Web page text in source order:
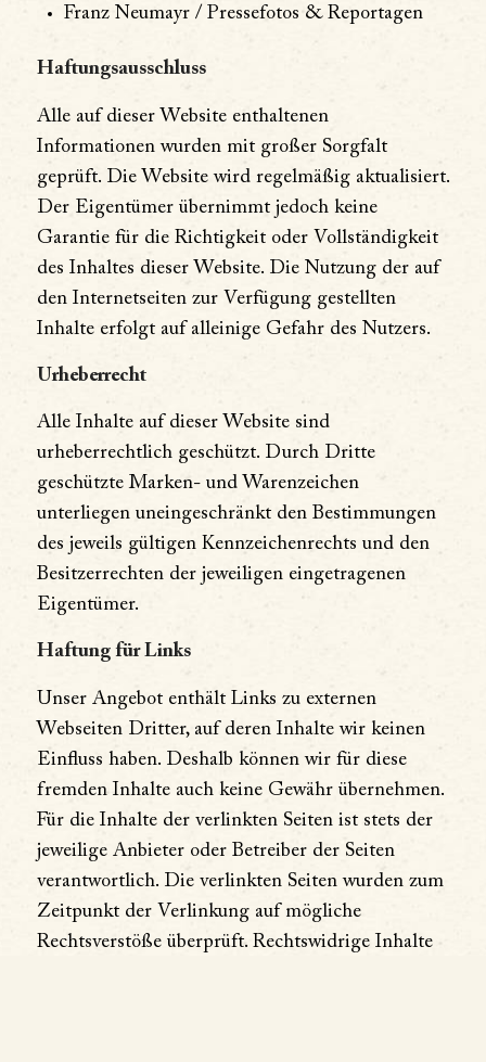
Franz Neumayr / Pressefotos & Reportagen
Haftungsausschluss
Alle auf dieser Website enthaltenen
Informationen wurden mit großer Sorgfalt
geprüft. Die Website wird regelmäßig aktualisiert.
Der Eigentümer übernimmt jedoch keine
Garantie für die Richtigkeit oder Vollständigkeit
des Inhaltes dieser Website. Die Nutzung der auf
den Internetseiten zur Verfügung gestellten
Inhalte erfolgt auf alleinige Gefahr des Nutzers.
Urheberrecht
Alle Inhalte auf dieser Website sind
urheberrechtlich geschützt. Durch Dritte
geschützte Marken- und Warenzeichen
unterliegen uneingeschränkt den Bestimmungen
des jeweils gültigen Kennzeichenrechts und den
Besitzerrechten der jeweiligen eingetragenen
Eigentümer.
Haftung für Links
Unser Angebot enthält Links zu externen
Webseiten Dritter, auf deren Inhalte wir keinen
Einfluss haben. Deshalb können wir für diese
fremden Inhalte auch keine Gewähr übernehmen.
Für die Inhalte der verlinkten Seiten ist stets der
jeweilige Anbieter oder Betreiber der Seiten
verantwortlich. Die verlinkten Seiten wurden zum
Zeitpunkt der Verlinkung auf mögliche
Rechtsverstöße überprüft. Rechtswidrige Inhalte